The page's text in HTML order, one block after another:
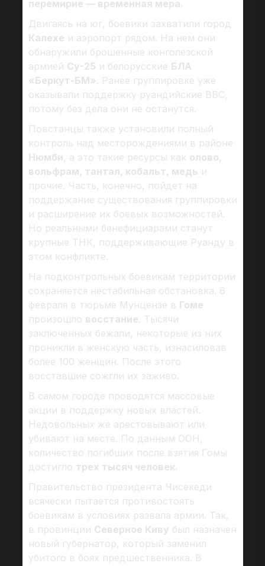
перемирие — временная мера.
Двигаясь на юг, боевики захватили город
Калехе и аэропорт рядом. На нем они
обнаружили брошенные конголезской
армией Су-25 и белорусские БЛА
«Беркут-БМ» . Ранее группировке уже
оказывали поддержку руандийские ВВС,
потому без дела они не останутся.
Повстанцы также установили полный
контроль над месторождениями в районе
Нюмби, а это такие ресурсы как олово,
вольфрам, тантал, кобальт, медь и
прочие. Часть, конечно, пойдет на
поддержание существования группировки
и расширение их боевых возможностей.
Но реальными бенефициарами станут
крупные ТНК, поддерживающие Руанду в
этом конфликте.
На подконтрольных боевикам территории
сохраняется нестабильная обстановка. 6
февраля в тюрьме Мунцензе в Гоме
произошло восстание. Тысячи
заключенных бежали, некоторые из них
проникли в женскую часть, изнасиловав
более 100 женщин. После этого
восставшие сожгли их заживо.
В самом городе проводятся массовые
акции в поддержку новых властей.
Недовольных же арестовывают или
убивают на месте. По данным ООН,
количество погибших после взятия Гомы
достигло трех тысяч человек.
Правительство президента Чисекеди
всячески пытается противостоять
боевикам в условиях развала армии. Так,
в провинции Северное Киву был назначен
новый губернатор, который заменил
убитого в боях предшественника. В